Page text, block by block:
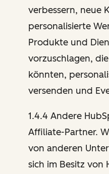
verbessern, neue
personalisierte
Produkte und
vorzuschlagen,
könnten,
versenden und
1.4.4 Andere
Affiliate-Partner.
von anderen
sich im Besitz